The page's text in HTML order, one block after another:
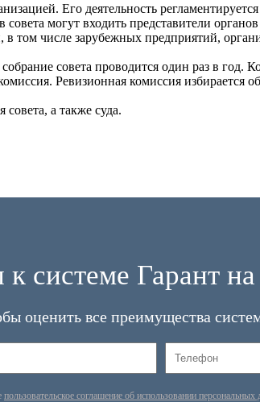
Его деятельность
могут входить представители
том числе зарубежных предприятий,
совета проводится один раз в год.
Ревизионная комиссия
а также суда.
системе Гарант
оценить все преимущества
пользовательское соглашение об использовании персональных